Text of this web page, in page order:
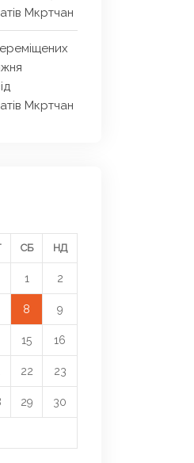
Мкртчан
Мкртчан
СБ НД
1 2
8 9
15 16
22 23
29 30